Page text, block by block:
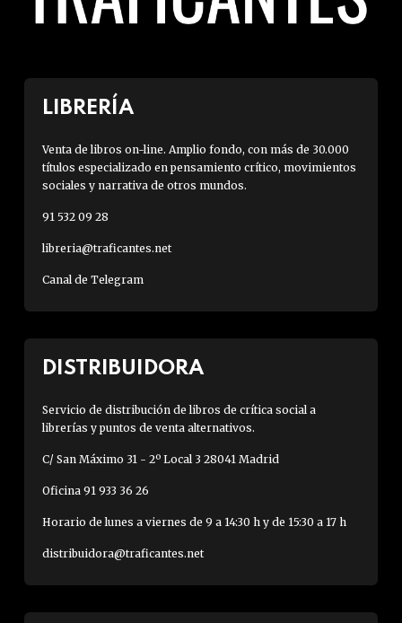
LIBRERÍA
Venta de libros on-line. Amplio fondo, con más de 30.000
títulos especializado en pensamiento crítico, movimientos
sociales y narrativa de otros mundos.
91 532 09 28
libreria@traficantes.net
Canal de Telegram
DISTRIBUIDORA
Servicio de distribución de libros de crítica social a
librerías y puntos de venta alternativos.
C/ San Máximo 31 - 2º Local 3 28041 Madrid
Oficina 91 933 36 26
Horario de lunes a viernes de 9 a 14:30 h y de 15:30 a 17 h
distribuidora@traficantes.net